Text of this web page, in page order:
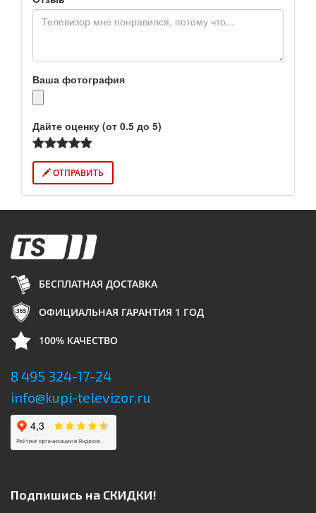
Ваша фотография
Дайте оценку (от 0.5 до 5)
ОТПРАВИТЬ
БЕСПЛАТНАЯ ДОСТАВКА
ОФИЦИАЛЬНАЯ ГАРАНТИЯ 1 ГОД
100% КАЧЕСТВО
8 495 324-17-24
info@kupi-televizor.ru
Подпишись на СКИДКИ!